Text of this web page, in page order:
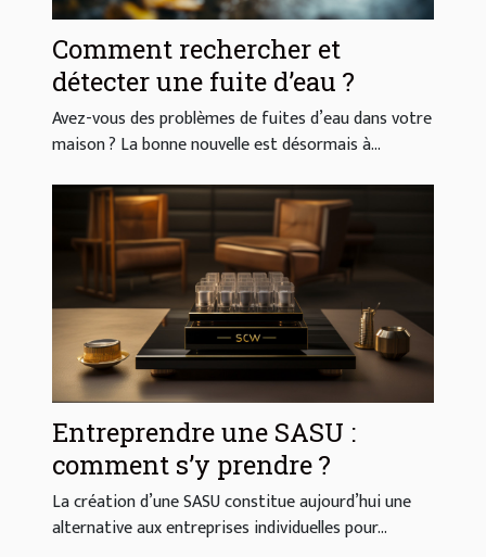
Comment rechercher et
détecter une fuite d’eau ?
Avez-vous des problèmes de fuites d’eau dans votre
maison ? La bonne nouvelle est désormais à...
Entreprendre une SASU :
comment s’y prendre ?
La création d’une SASU constitue aujourd’hui une
alternative aux entreprises individuelles pour...